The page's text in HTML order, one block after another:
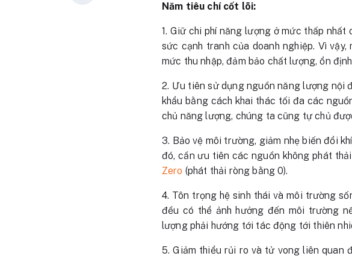
Năm tiêu chí cốt lõi:
1. Giữ chi phí năng lượng ở mức thấp
sức cạnh tranh của doanh nghiệp. Vì
mức thu nhập, đảm bảo chất lượng, ổn
2. Ưu tiên sử dụng nguồn năng lượng nội
khẩu bằng cách khai thác tối đa các
chủ năng lượng, chúng ta cũng tự chủ
3. Bảo vệ môi trường, giảm nhẹ biến đổi
đó, cần ưu tiên các nguồn không phát
Zero (phát thải ròng bằng 0).
4. Tôn trọng hệ sinh thái và môi trường
đều có thể ảnh hưởng đến môi trường
lượng phải hướng tới tác động tới thiên
5. Giảm thiểu rủi ro và tử vong liên quan